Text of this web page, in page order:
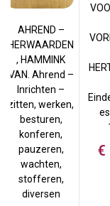
AHREND –
HERWAARDEN
, HAMMINK
VAN. Ahrend –
Inrichten –
zitten, werken,
besturen,
konferen,
pauzeren,
wachten,
stofferen,
diversen
€